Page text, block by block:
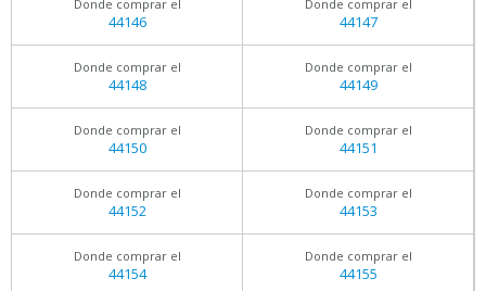
Donde comprar el
44146
Donde comprar el
44147
Donde comprar el
44148
Donde comprar el
44149
Donde comprar el
44150
Donde comprar el
44151
Donde comprar el
44152
Donde comprar el
44153
Donde comprar el
44154
Donde comprar el
44155